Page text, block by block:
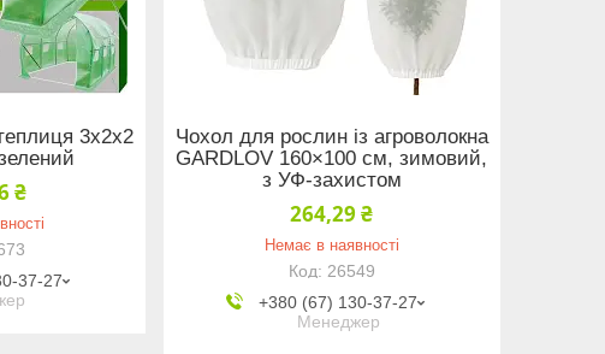
3х2х2
₴
37-27
Чохол для рослин із агроволокна
GARDLOV 160×100 см, зимовий,
з УФ-захистом
264,29 ₴
Немає в наявності
26549
+380 (67) 130-37-27
Менеджер